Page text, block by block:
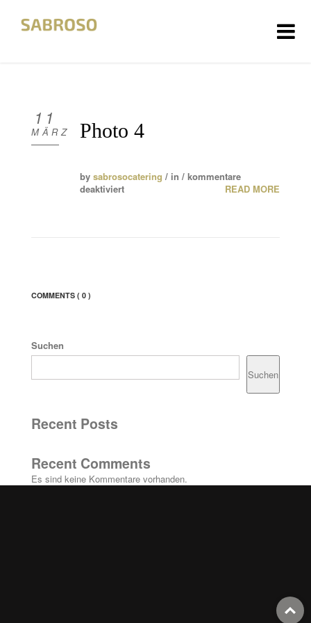
KONTAKT
11
MÄRZ Photo 4
bysabrosocatering / in /kommentare
deaktiviert
READ MORE
COMMENTS( 0 )
Suchen
Suchen
Recent Posts
Recent Comments
Es sind keine Kommentare vorhanden.